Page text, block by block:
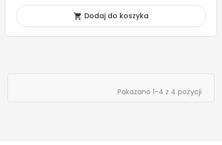
 Dodaj do koszyka
Pokazano 1-4 z 4 pozycji